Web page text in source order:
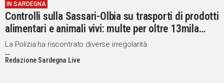
IN SARDEGNA
Controlli sulla Sassari-Olbia su trasporti di prodotti
alimentari e animali vivi: multe per oltre 13mila
euro
La Polizia ha riscontrato diverse irregolarità
Redazione Sardegna Live